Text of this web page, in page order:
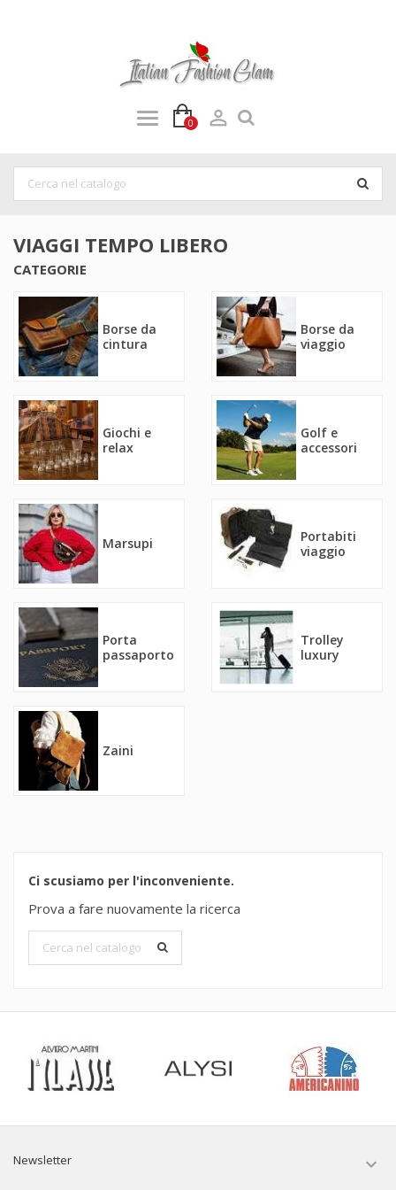
0 
VIAGGI TEMPO LIBERO
CATEGORIE
Borse da
cintura
Borse da
viaggio
Giochi e
relax
Golf e
accessori
Marsupi
Portabiti
viaggio
Porta
passaporto
Trolley
luxury
Zaini
Ci scusiamo per l'inconveniente.
Prova a fare nuovamente la ricerca
Newsletter 